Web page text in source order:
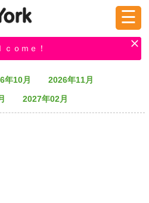
えて！
☰
ｃｏｍｅ！
年10月
2026年11月
2027年02月